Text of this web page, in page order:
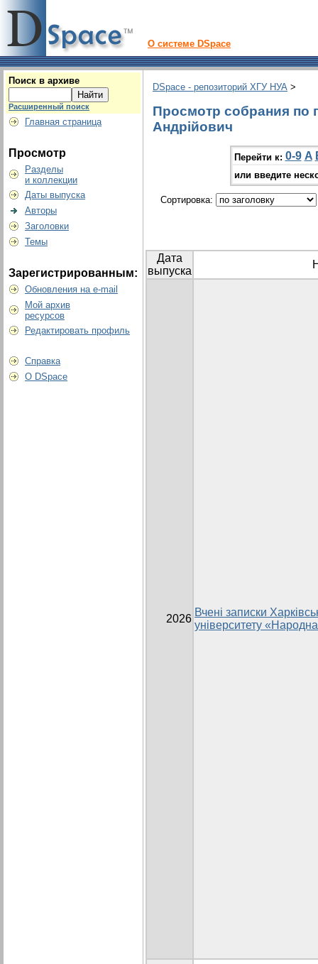
О системе DSpace
Поиск в архиве
Расширенный поиск
Главная страница
Просмотр
Разделы
и коллекции
Даты выпуска
Авторы
Заголовки
Темы
Зарегистрированным:
Обновления на e-mail
Мой архив
ресурсов
Редактировать профиль
Справка
О DSpace
DSpace - репозиторий ХГУ НУА >
Просмотр собрания по
Андрійович
Перейти к: 0-9 A
или введите
Сортировка:
Дата
выпуска
2026
Вчені записки
університету